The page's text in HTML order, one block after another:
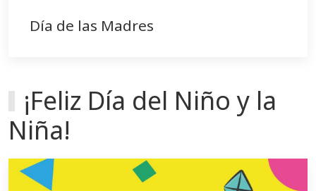
Día de las Madres
¡Feliz Día del Niño y la
Niña!